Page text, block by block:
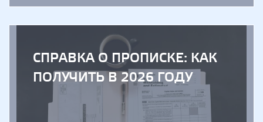
СПРАВКА О ПРОПИСКЕ: КАК
ПОЛУЧИТЬ В 2026 ГОДУ